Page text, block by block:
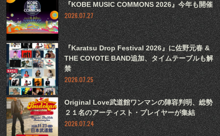
『KOBE MUSIC COMMONS 2026』今年も開催
2026.07.27
『Karatsu Drop Festival 2026』に佐野元春 &
THE COYOTE BAND追加、タイムテーブルも解
禁
2026.07.25
Original Love武道館ワンマンの陣容判明、総勢
２１名のアーティスト・プレイヤーが集結
2026.07.24